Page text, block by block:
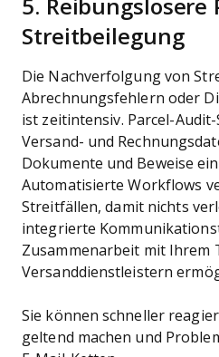
5. Reibungslosere
Streitbeilegung
Die Nachverfolgung von
Abrechnungsfehlern oder
ist zeitintensiv. Parcel-
Versand- und
Dokumente und Beweise
Automatisierte Workflows
Streitfällen, damit nichts
integrierte
Zusammenarbeit mit Ihrem
Versanddienstleistern
Sie können schneller
geltend machen und